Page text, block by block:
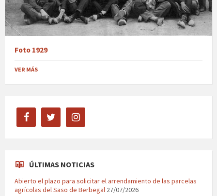
Foto 1929
VER MÁS
facebook twitter instagram
ÚLTIMAS NOTICIAS
Abierto el plazo para solicitar el arrendamiento de las parcelas
agrícolas del Saso de Berbegal 27/07/2026